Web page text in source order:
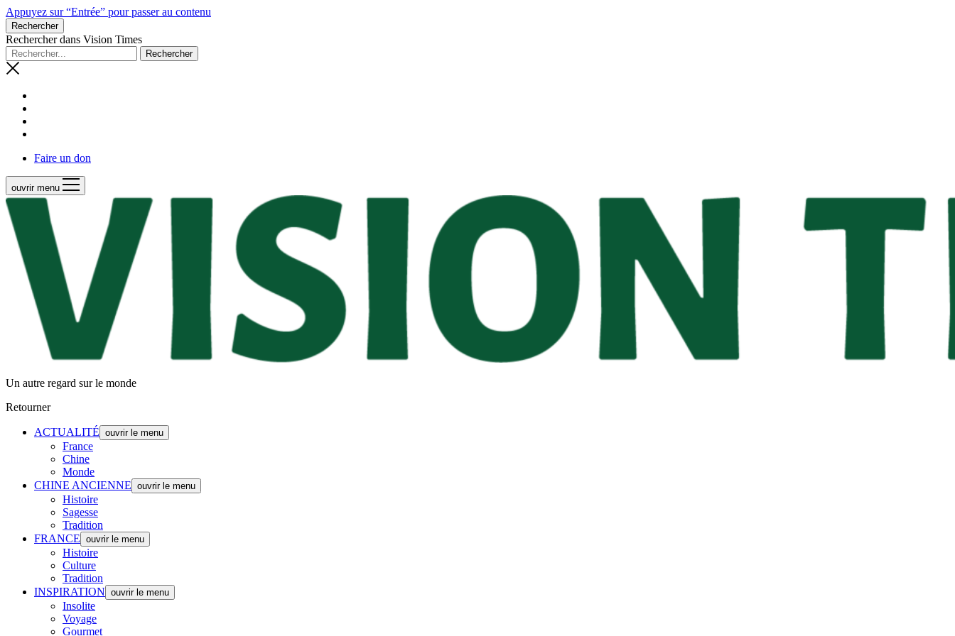
Appuyez sur “Entrée” pour passer au contenu
Rechercher
Rechercher dans Vision Times
Faire un don
ouvrir menu
Un autre regard sur le monde
Retourner
ACTUALITÉ ouvrir le menu
France
Chine
Monde
CHINE ANCIENNE ouvrir le menu
Histoire
Sagesse
Tradition
FRANCE ouvrir le menu
Histoire
Culture
Tradition
INSPIRATION ouvrir le menu
Insolite
Voyage
Gourmet